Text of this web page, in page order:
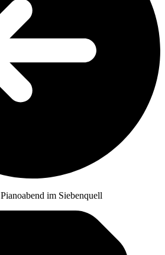
Pia­no­abend im Siebenquell